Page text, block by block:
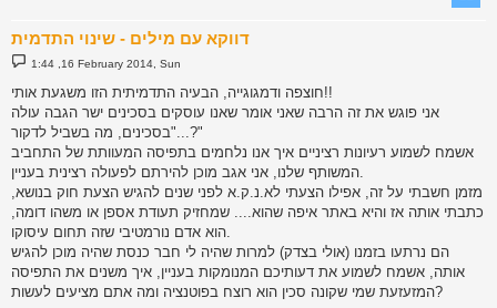
דווקא עם מילים - שינוי התדמית
P
o
t
1:44 ,16 February 2014, Sun
חוצפה ודמגוגייה, הבעיה התדמיתית הזו משגעת אותי!!
אני פוגש את זה הרבה שאני אומר שאנו עוסקים בסכינים ישר הגבה עולה
"בסכינים, מה בשביל לדקור...?"
אשמח לשמוע רעיונות רציניים איך אנו נלחמים בתפיסה המעוותת של התחביב
המשותף שלנו, אני אגב מוכן להירתם לפעולה רצינית בעניין.
מזמן חשבתי על זה, אפילו הצעתי לא.נ.ק.א לפני שנים להגיש הצעת חוק בנושא,
כתבתי אותה אז והיא באתר איפה שהוא.... שמחזיק תעודת אספן או משהו דומה,
הוא אדם נורמטיבי שזה תחום עיסוקו.
הם נרתעו בזמנו (אולי בצדק) למרות שהיה לי חבר כנסת שהיה מוכן להגיש
אותה, אשמח לשמוע את דעותיכם המנומקות בעניין, איך משנים את התפיסה
המזעזעת שמי שקונה סכין הוא רוצח בפוטנציה ומה אתם מציעים לעשות?